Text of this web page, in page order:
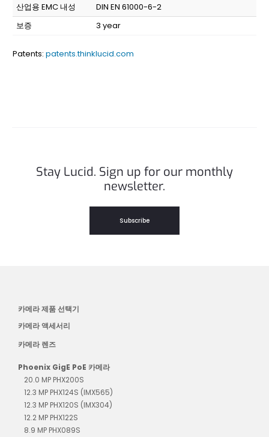
산업용 EMC 내성
DIN EN 61000-6-2
보증
3 year
Patents: patents.thinklucid.com
Stay Lucid. Sign up for our monthly
newsletter.
Subscribe
카메라 제품 선택기
카메라 액세서리
카메라 렌즈
Phoenix GigE PoE 카메라
20.0 MP PHX200S
12.3 MP PHX124S (IMX565)
12.3 MP PHX120S (IMX304)
12.2 MP PHX122S
8.9 MP PHX089S